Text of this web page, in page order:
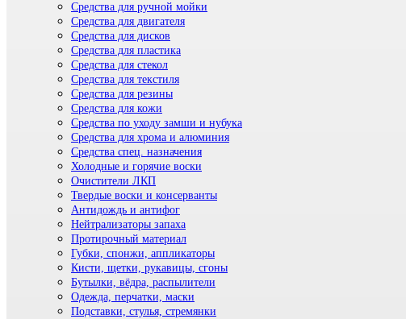
Средства для ручной мойки
Средства для двигателя
Средства для дисков
Средства для пластика
Средства для стекол
Средства для текстиля
Средства для резины
Средства для кожи
Средства по уходу замши и нубука
Средства для хрома и алюминия
Средства спец. назначения
Холодные и горячие воски
Очистители ЛКП
Твердые воски и консерванты
Антидождь и антифог
Нейтрализаторы запаха
Протирочный материал
Губки, спонжи, аппликаторы
Кисти, щетки, рукавицы, сгоны
Бутылки, вёдра, распылители
Одежда, перчатки, маски
Подставки, стулья, стремянки